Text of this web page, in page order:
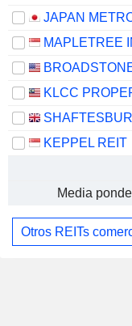
KEPPEL REIT
Media
Otros REITs